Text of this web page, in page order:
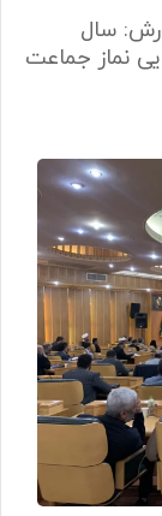
سال
نماز جماعت